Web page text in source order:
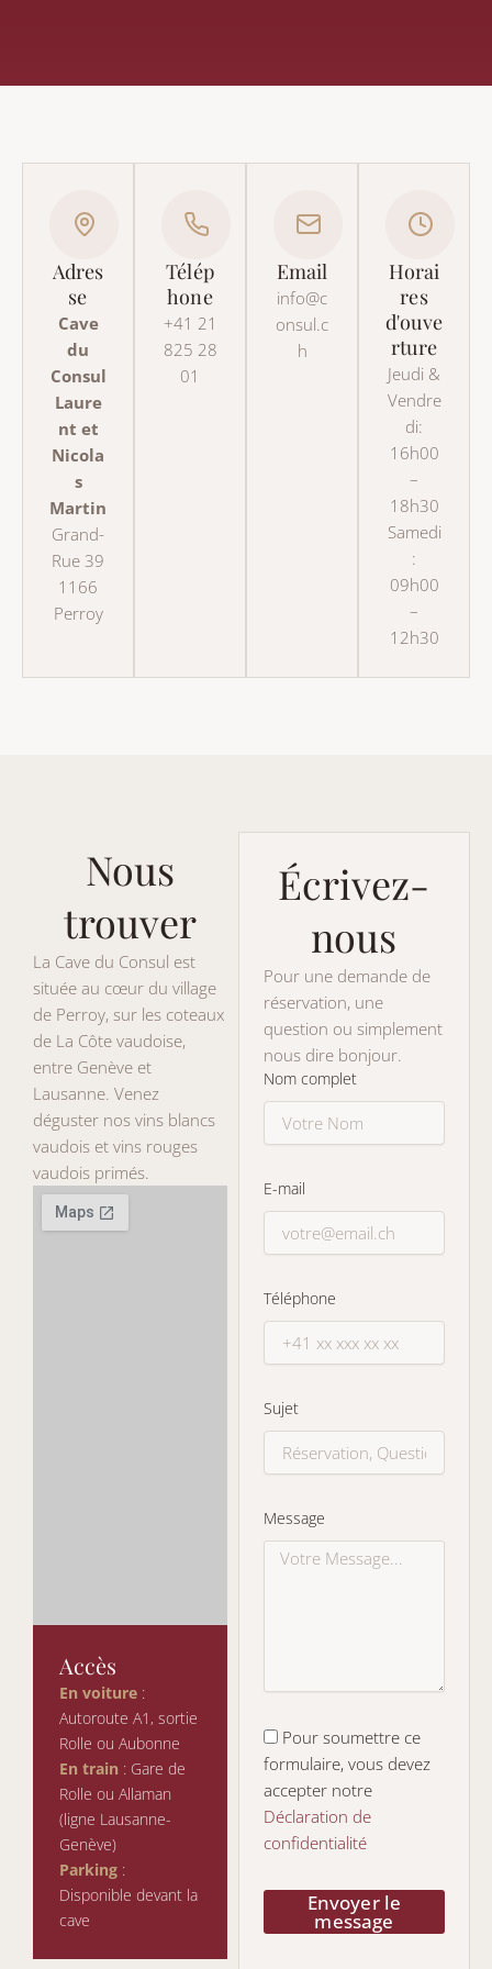
Adres
se
Cave
du
Consul
Laure
nt et
Nicola
s
Martin
Grand-
Rue 39
1166
Perroy
Télép
hone
+41 21
825 28
01
Email
info@c
onsul.c
h
Horai
res
d'ouve
rture
Jeudi &
Vendre
di:
16h00
–
18h30
Samedi
:
09h00
–
12h30
Nous
trouver
La Cave du Consul est
située au cœur du village
de Perroy, sur les coteaux
de La Côte vaudoise,
entre Genève et
Lausanne. Venez
déguster nos vins blancs
vaudois et vins rouges
vaudois primés.
Accès
En voiture :
Autoroute A1, sortie
Rolle ou Aubonne
En train : Gare de
Rolle ou Allaman
(ligne Lausanne-
Genève)
Parking :
Disponible devant la
cave
Écrivez-
nous
Pour une demande de
réservation, une
question ou simplement
nous dire bonjour.
Nom complet
E-mail
Téléphone
Sujet
Message
Pour soumettre ce
formulaire, vous devez
accepter notre
Déclaration de
confidentialité
Envoyer le
message